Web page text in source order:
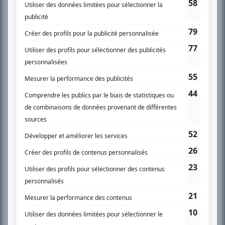
SUR LE RÉSEAU BIZZ MÉDIA
PLAN DU SITE
Accueil
Liste des oeuvres
Recherche avancée
À propos
Nous contacter
Termes et conditions
Politique de confidentialité
Gestion du consentement